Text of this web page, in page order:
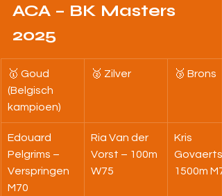
ACA – BK Masters
2025
🥇 Goud
(Belgisch
kampioen)
🥈 Zilver 🥉 Brons
Edouard
Pelgrims –
Verspringen
M70
Ria Van der
Vorst – 100m
W75
Kris
Govaerts
1500m